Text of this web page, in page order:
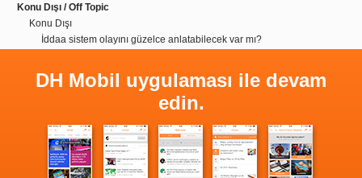
Konu Dışı / Off Topic
Konu Dışı
İddaa sistem olayını güzelce anlatabilecek var mı?
DH Mobil uygulaması ile devam
edin.